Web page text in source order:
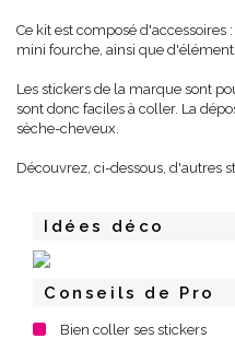
Ce kit est composé
mini fourche, ainsi que
Les stickers de la marque sont
sont donc faciles à coller. La
sèche-cheveux.
Découvrez, ci-dessous, d'autres
Idées déco
Conseils de Pro
Bien coller ses stickers